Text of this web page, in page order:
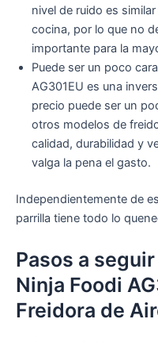
nivel de ruido es
cocina, por lo que no
importante para la
Puede ser un poco
AG301EU es una
precio puede ser un
otros modelos de
calidad, durabilidad y
valga la pena el gasto.
Independientemente de
parrilla tiene todo lo
Pasos a
Ninja Foodi
Freidora de